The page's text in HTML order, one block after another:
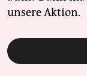
unsere Aktion.